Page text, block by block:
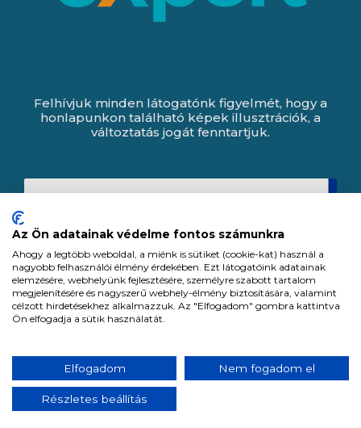
Felhívjuk minden látogatónk figyelmét, hogy a
honlapunkon található képek illusztrációk, a
változtatás jogát fenntartjuk.
Minden jog fenntartva. All rights reserved.
Tervezte és készítette:
Vision-Software, az Octopus 8 ERP forgalmazója.
Az Ön adatainak védelme fontos számunkra
Ahogy a legtöbb weboldal, a miénk is sütiket (cookie-kat) használ a
nagyobb felhasználói élmény érdekében. Ezt látogatóink adatainak
elemzésére, webhelyünk fejlesztésére, személyre szabott tartalom
megjelenítésére és nagyszerű webhely-élmény biztosítására, valamint
célzott hirdetésekhez alkalmazzuk. Az "Elfogadom" gombra kattintva
Ön elfogadja a sütik használatát.
Elfogadom Nem fogadom el
Részletes beállítás